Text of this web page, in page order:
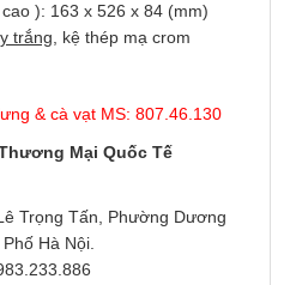
): 163 x 526 x 84 (mm)
trắng, kệ thép mạ crom
& cà vạt MS: 807.46.130
Mại Quốc Tế
Trọng Tấn, Phường Dương
Hà Nội.